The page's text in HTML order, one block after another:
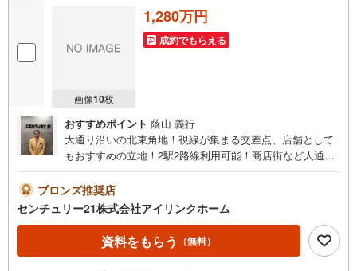
・まずは住宅ローン相談から （30分～）
【資料請求無料、お電話でのお問い合わせ無料】
お日にち:時間帯のご指定が可能です!!
平日やお仕事前・後のご内覧もお待ちしております!!
ご希望の日程、お時間をお知らせください。
画像10枚
1,280万円
成約でもらえる
おすすめポイント 蔭山 義行
大通り沿いの北東角地！視線が集まる交差点、店舗として
もおすすめの立地！2駅2路線利用可能！商店街など人通り
で納得のプランニング資料請求のみ大歓迎！ご案内も即日
ご対応可能◆◆～住まい探しなら【アイリンクホーム】に
お任せください～～おすすめポイント～●整備された歩道付
き●【鎌ヶ谷大仏】駅徒歩13分●【鎌ケ谷】駅徒歩18分●道
野辺小学校徒歩14分・第二中学校徒歩4分●コンビニ徒歩4
ブロンズ推奨店
センチュリー21株式会社アイリンクホーム
資料をもらう （無料）